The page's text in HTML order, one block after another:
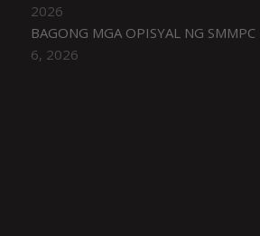
2026
BAGONG MGA OPISYAL NG
6, 2026